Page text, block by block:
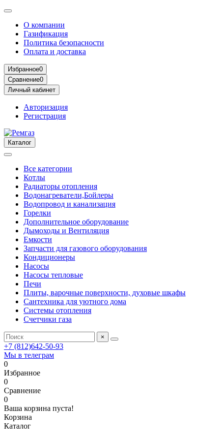
О компании
Газификация
Политика безопасности
Оплата и доставка
Избранное0
Сравнение0
Личный кабинет
Авторизация
Регистрация
Каталог
Все категории
Котлы
Радиаторы отопления
Водонагреватели,Бойлеры
Водопровод и канализация
Горелки
Дополнительное оборудование
Дымоходы и Вентиляция
Емкости
Запчасти для газового оборудования
Кондиционеры
Насосы
Насосы тепловые
Печи
Плиты, варочные поверхности, духовые шкафы
Сантехника для уютного дома
Системы отопления
Счетчики газа
×
+7 (812)642-50-93
Мы в телеграм
0
Избранное
0
Сравнение
0
Ваша корзина пуста!
Корзина
Каталог